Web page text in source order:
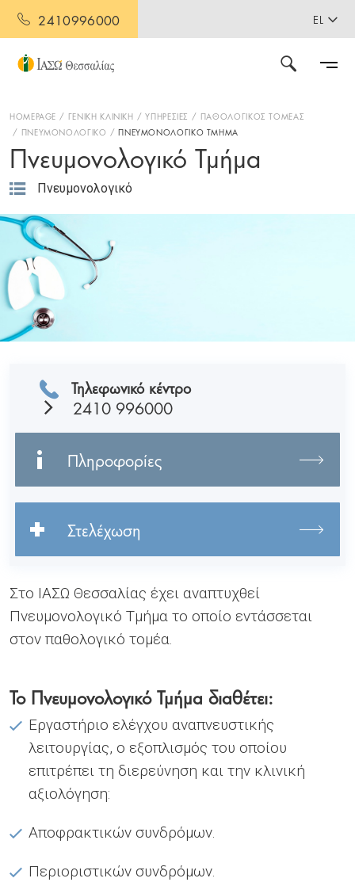
2410996000 EL
HOMEPAGE ΓΕΝΙΚΗ ΚΛΙΝΙΚΗ ΥΠΗΡΕΣΙΕΣ
ΠΑΘΟΛΟΓΙΚΟΣ ΤΟΜΕΑΣ
ΠΝΕΥΜΟΝΟΛΟΓΙΚΟ
ΠΝΕΥΜΟΝΟΛΟΓΙΚΟ ΤΜΗΜΑ
Πνευμονολογικό Τμήμα
Πνευμονολογικό
Τηλεφωνικό κέντρο
2410 996000
Πληροφορίες
Στελέχωση
Στο ΙΑΣΩ Θεσσαλίας έχει αναπτυχθεί
Πνευμονολογικό Τμήμα το οποίο εντάσσεται
στον παθολογικό τομέα.
Το Πνευμονολογικό Τμήμα διαθέτει:
Εργαστήριο ελέγχου αναπνευστικής
λειτουργίας, ο εξοπλισμός του οποίου
επιτρέπει τη διερεύνηση και την κλινική
αξιολόγηση:
Αποφρακτικών συνδρόμων.
Περιοριστικών συνδρόμων.